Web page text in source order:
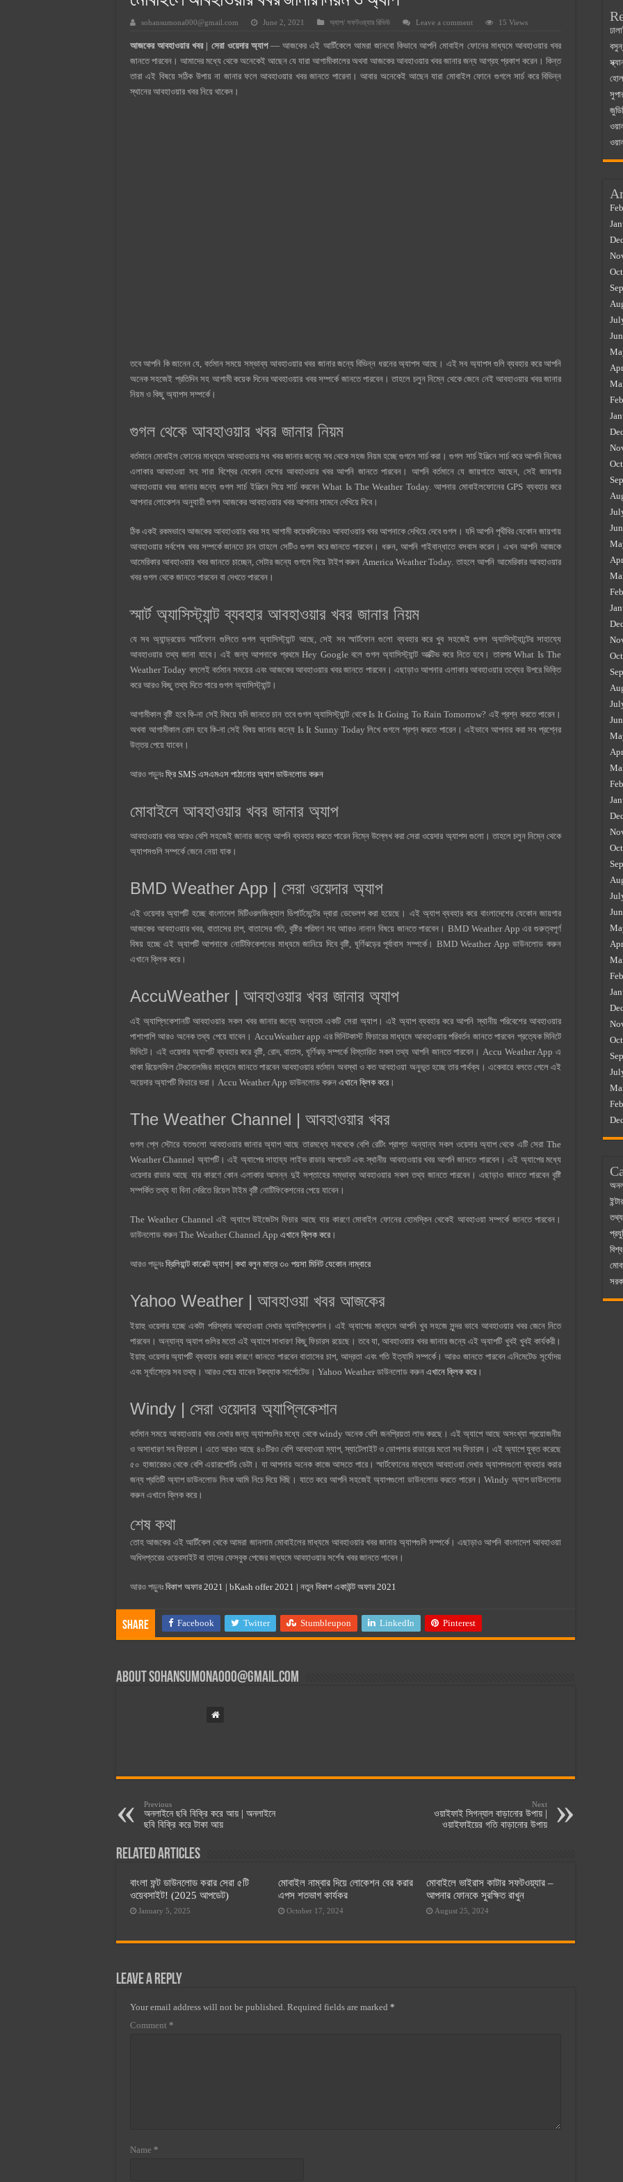
সুপারক্রিট সিমেন্ট দাম ২০২৫
জুডিশিয়াল ম্যাজিস্ট্রেট কি? জুডিশিয়াল ম্যাজিস্ট্রেট এর সুযোগ সুবিধা
ওয়ালটন মোবাইল কিস্তিতে কেনার নিয়ম ২০২৫
ওয়ালটন টিভি কিস্তিতে কেনার নিয়ম ২০২৫
গ্রামে লাভজনক ব্যবসা ২০২৫ ও গ্রামের বাজারে ব্যবসার আইডিয়া
sohansumona000@gmail.com June 2, 2021 অ্যাপ/ সফটওয়্যার রিভিউ Leave a comment 15 Views
আজকের আবহাওয়ার খবর | সেরা ওয়েদার অ্যাপ— আজকের এই আর্টিকেলে আমরা জানবো কিভাবে আপনি মোবাইল ফোনের মাধ্যমে আবহাওয়ার খবর
জানতে পারবেন। আমাদের মধ্যে থেকে অনেকেই আছেন যে যারা আগামীকালের অথবা আজকের আবহাওয়ার খবর জানার জন্য আগ্রহ প্রকাশ করেন। কিন্ত
তারা এই বিষয়ে সঠিক উপায় না জানার ফলে আবহাওয়ার খবর জানতে পারেনা। আবার অনেকেই আছেন যারা মোবাইল ফোনে গুগলে সার্চ করে বিভিন্ন
স্থানের আবহাওয়ার খবর নিয়ে থাকেন।
তবে আপনি কি জানেন যে, বর্তমান সময়ে সম্ভাব্য আবহাওয়ার খবর জানার জন্যে বিভিন্ন ধরনের অ্যাপস আছে। এই সব অ্যাপস গুলি ব্যবহার করে আপনি
অনেক সহজেই প্রতিদিন সহ আগামী কয়েক দিনের আবহাওয়ার খবর সম্পর্কে জানতে পারবেন। তাহলে চলুন নিম্নে থেকে জেনে নেই আবহাওয়ার খবর জানার
নিয়ম ও কিছু অ্যাপস সম্পর্কে।
গুগল থেকে আবহাওয়ার খবর জানার নিয়ম
বর্তমানে মোবাইল ফোনের মাধ্যমে আবহাওয়ার সব খবর জানার জন্যে সব থেকে সহজ নিয়ম হচ্ছে গুগলে সার্চ করা। গুগল সার্চ ইঞ্জিনে সার্চ করে আপনি নিজের
এলাকার আবহাওয়া সহ সারা বিশ্বের যেকোন দেশের আবহাওয়ার খবর আপনি জানতে পারবেন। আপনি বর্তমানে যে জায়গাতে আছেন, সেই জায়গার
আবহাওয়ার খবর জানার জন্যে গুগল সার্চ ইঞ্জিনে গিয়ে সার্চ করবেন What Is The Weather Today. আপনার মোবাইলফোনের GPS ব্যবহার করে
আপনার লোকেশন অনুযায়ী গুগল আজকের আবহাওয়ার খবর আপনার সামনে দেখিয়ে দিবে।
ঠিক একই রকমভাবে আজকের আবহাওয়ার খবর সহ আগামী কয়েকদিনেরও আবহাওয়ার খবর আপনাকে দেখিয়ে দেবে গুগল। যদি আপনি পৃথীবির যেকোন জায়গায়
আবহাওয়ার সর্বশেষ খবর সম্পর্কে জানতে চান তাহলে সেটিও গুগল করে জানতে পারবেন। ধরুন, আপনি গাইবান্ধাতে বসবাস করেন। এখন আপনি আজকে
আমেরিকার আবহাওয়ার খবর জানতে চাচ্ছেন, সেটার জন্যে গুগলে গিয়ে টাইপ করুন America Weather Today. তাহলে আপনি আমেরিকার আবহাওয়ার
খবর গুগল থেকে জানতে পারবেন বা দেখতে পারবেন।
স্মার্ট অ্যাসিস্ট্যান্ট ব্যবহার আবহাওয়ার খবর জানার নিয়ম
যে সব অ্যান্ড্রয়েড স্মার্টফোন গুলিতে গুগল অ্যাসিস্ট্যান্ট আছে, সেই সব স্মার্টফোন গুলো ব্যবহার করে খুব সহজেই গুগল অ্যাসিস্ট্যান্টের সাহায্যে
আবহাওয়ার তথ্য জানা যাবে। এই জন্য আপনাকে প্রথমে Hey Google বলে গুগল অ্যাসিস্ট্যান্ট আক্টিভ করে নিতে হবে। তারপর What Is The
Weather Today বললেই বর্তমান সময়ের এবং আজকের আবহাওয়ার খবর জানতে পারবেন। এছাড়াও আপনার এলাকার আবহাওয়ার তথ্যের উপরে ভিক্তি
করে আরও কিছু তথ্য দিতে পারে গুগল অ্যাসিস্ট্যান্ট।
আগামীকাল বৃষ্টি হবে কি-না সেই বিষয়ে যদি জানতে চান তবে গুগল অ্যাসিস্ট্যান্ট থেকে Is It Going To Rain Tomorrow? এই প্রশ্ন করতে পারেন।
অথবা আগামীকাল রোদ হবে কি-না সেই বিষয় জানার জন্যে Is It Sunny Today লিখে গুগলে প্রশ্ন করতে পারেন। এইভাবে আপনার করা সব প্রশ্নের
উত্তর পেয়ে যাবেন।
আরও পড়ুনঃ ফ্রি SMS এসএমএস পাঠানোর অ্যাপ ডাউনলোড করুন
মোবাইলে আবহাওয়ার খবর জানার অ্যাপ
আবহাওয়ার খবর আরও বেশি সহজেই জানার জন্যে আপনি ব্যবহার করতে পারেন নিম্নে উল্লেখ করা সেরা ওয়েদার অ্যাপস গুলো। তাহলে চলুন নিম্নে থেকে
অ্যাপসগুলি সম্পর্কে জেনে নেয়া যাক।
BMD Weather App | সেরা ওয়েদার অ্যাপ
এই ওয়েদার অ্যাপটি হচ্ছে বাংলাদেশ মিটিওরলজিক্যাল ডিপার্টমেন্টের দ্বারা ডেভেলপ করা হয়েছে। এই অ্যাপ ব্যবহার করে বাংলাদেশের যেকোন জায়গার
আজকের আবহাওয়ার খবর, বাতাসের চাপ, বাতাসের গতি, বৃষ্টির পরিমাণ সহ আারও নানান বিষয়ে জানতে পারবেন। BMD Weather App এর গুরুত্বপূর্ণ
বিষয় হচ্ছে এই অ্যাপটি আপনাকে নোটিফিকেশনের মাধ্যমে জানিয়ে দিবে বৃষ্টি, ঘূর্ণিঝড়ের পূর্বাবাস সম্পর্কে। BMD Weather App ডাউনলোড করুন
এখানে ক্লিক করে।
AccuWeather | আবহাওয়ার খবর জানার অ্যাপ
এই অ্যাপ্লিকেশানটি আবহাওয়ার সকল খবর জানার জন্যে অন্যতম একটি সেরা অ্যাপ। এই অ্যাপ ব্যবহার করে আপনি স্থানীয় পরিবেশের আবহাওয়ার
পাশাপাশি আরও অনেক তথ্য পেয়ে যাবেন। AccuWeather app এর মিনিটকাস্ট ফিচারের মাধ্যমে আবহাওয়ার পরিবর্তন জানতে পারবেন প্রত্যেক মিনিটে
মিনিটে। এই ওয়েদার অ্যাপটি ব্যবহার করে বৃষ্টি, রোদ, বাতাস, ঘূর্ণিঝড় সম্পর্কে বিস্তারিত সকল তথ্য আপনি জানতে পারবেন। Accu Weather App এ
থাকা রিয়েলফিল টেকনোলজির মাধ্যমে জানতে পারবেন আবহাওয়ার বর্তমান অবস্থা ও কত আবহাওয়া অনুভূত হচ্ছে তার পার্থক্য। একেবারে বলতে গেলে এই
অয়েদার অ্যাপটি ফিচারে ভরা। Accu Weather App ডাউনলোড করুন এখানে ক্লিক করে ।
The Weather Channel | আবহাওয়ার খবর
গুগল প্লে স্টােরে যতগুলো আবহাওয়ার জানার অ্যাপ আছে তারমধ্যে সবথেকে বেশি রেটিং প্রাপ্ত অন্যান্য সকল ওয়েদার অ্যাপ থেকে এটি সেরা The
Weather Channel অ্যাপটি। এই অ্যাপের সাহায্য লাইভ রাডার আপডেট এবং স্থানীয় আবহাওয়ার খবর আপনি জানতে পারবেন। এই অ্যাপের মধ্যে
ওয়েদার রাডার আছে যার কারণে কোন এলাকার আসন্ন দুই সপ্তাহের সম্ভাব্য আবহাওয়ার সকল তথ্য জানতে পারবেন। এছাড়াও জানতে পারবেন বৃষ্টি
সম্পর্কিত তথ্য যা বিনা দেরিতে রিয়েল টাইম বৃষ্টি নোটিফিকেশনের পেয়ে যাবেন।
The Weather Channel এই অ্যাপে উইজেটস ফিচার আছে যার কারণে মোবাইল ফোনের হোমস্কিন থেকেই আবহাওয়া সম্পর্কে জানতে পারবেন।
ডাউনলোড করুন The Weather Channel App এখানে ক্লিক করে ।
আরও পড়ুনঃ ব্রিলিয়ান্ট কানেক্ট অ্যাপ | কথা বলুন মাত্র ৩০ পয়সা মিনিট যেকোন নাম্বারে
Yahoo Weather | আবহাওয়া খবর আজকের
ইয়াহু ওয়েদার হচ্ছে একটা পরিস্কার আবহাওয়া দেখার অ্যাপ্লিকেশান। এই অ্যাপের মাধ্যমে আপনি খুব সহজে সুন্দর ভাবে আবহাওয়ার খবর জেনে নিতে
পারবেন। অন্যান্য অ্যাপ গুলির মতো এই অ্যাপে সাধারণ কিছু ফিচারস রয়েছে। তবে যা, আবহাওয়ার খবর জানার জন্যে এই অ্যাপটি খুবই খুবই কার্যকরী।
ইয়াহু ওয়েদার অ্যাপটি ব্যবহার করার কারণে জানতে পারবেন বাতাসের চাপ, আদ্রতা এবং গতি ইত্যাদি সম্পর্কে। আরও জানতে পারবেন এনিমেটেড সূর্যোদয়
এবং সূর্যাস্তের সব তথ্য। আরও পেয়ে যাবেন টকব্যাক সার্পোটেড। Yahoo Weather ডাউনলোড করুন এখানে ক্লিক করে ।
Windy | সেরা ওয়েদার অ্যাপ্লিকেশান
বর্তমান সময়ে আবহাওয়ার খবর দেখার জন্য অ্যাপগুলির মধ্যে থেকে windy অনেক বেশি জনপ্রিয়তা লাভ করছে। এই অ্যাপে আছে অসংখ্যা প্রয়োজনীয়
ও অসাধারণ সব ফিচারস। এতে আরও আছে ৪০টিরও বেশি আবহাওয়া ম্যাপ, স্যাটেলাইট ও ডোপলার রাডারের মতো সব ফিচারস। এই অ্যাপে যুক্ত করেছে
৫০ হাজারেরও থেকে বেশি এয়ারপোর্টর ডেটা। যা আপনার অনেক কাজে আসতে পারে। স্মার্টফোনের মাধ্যমে আবহাওয়া দেখার অ্যাপসগুলো ব্যবহার করার
জন্য প্রতিটি অ্যাপ ডাউনলোড লিংক আমি নিচে দিয়ে দিছি। যাতে করে আপনি সহজেই অ্যাপগুলো ডাউনলোড করতে পারেন। Windy অ্যাপ ডাউনলোড
করুন এখানে ক্লিক করে।
শেষ কথা
তোহ আজকের এই আর্টিকেল থেকে আমরা জানলাম মোবাইলের মাধ্যমে আবহাওয়ার খবর জানার অ্যাপগুলি সম্পর্কে। এছাড়াও আপনি বাংলাদেশ আবহাওয়া
অধিদপ্তরের ওয়েবসাইট বা তাদের ফেসবুক পেজের মাধ্যমে আবহাওয়ার সর্শেষ খবর জানতে পাবেন।
আরও পড়ুনঃ বিকাশ অফার 2021 | bKash offer 2021 | নতুন বিকাশ একাউন্ট অফার 2021
Share Facebook Twitter Stumbleupon LinkedIn Pinterest
Aboutsohansumona000@gmail.com
Previous
অনলাইনে ছবি বিক্রি করে আয় | অনলাইনে
ছবি বিক্রি করে টাকা আয়
Next
ওয়াইফাই সিগন্যাল বাড়ানোর উপায় |
ওয়াইফাইয়ের গতি বাড়ানাের উপায়
Related Articles
বাংলা ফন্ট ডাউনলোড করার সেরা ৫টি
ওয়েবসাইট! (2025 আপডেট)
January 5, 2025
মোবাইল নাম্বার দিয়ে লোকেশন বের করার
এপস শতভাগ কার্যকর
October 17, 2024
মোবাইলে ভাইরাস কাটার সফটওয়্যার –
আপনার ফোনকে সুরক্ষিত রাখুন
August 25, 2024
Leave a Reply
Your email address will not be published. Required fields are marked *
Comment *
Name *
তথ্য
বিশ্ব